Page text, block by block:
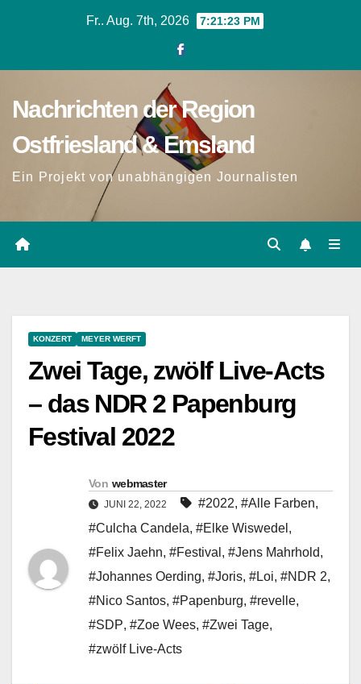
Fr.. Aug. 7th, 2026 7:21:24 PM
Nachrichten der Region
Ostfriesland & Emsland
Ein Projekt von unabhängigen Journalisten
KONZERT MEYER WERFT
Zwei Tage, zwölf Live-Acts
– das NDR 2 Papenburg
Festival 2022
Von webmaster
JUNI 22, 2022 #2022, #Alle Farben,
#Culcha Candela, #Elke Wiswedel ,
#Felix Jaehn, #Festival , #Jens Mahrhold,
#Johannes Oerding, #Joris, #Loi, #NDR 2,
#Nico Santos, #Papenburg, #revelle,
#SDP, #Zoe Wees, #Zwei Tage,
#zwölf Live-Acts